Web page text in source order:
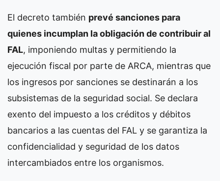
El decreto también prevé sanciones para
quienes incumplan la obligación de contribuir al
FAL, imponiendo multas y permitiendo la
ejecución fiscal por parte de ARCA, mientras que
los ingresos por sanciones se destinarán a los
subsistemas de la seguridad social. Se declara
exento del impuesto a los créditos y débitos
bancarios a las cuentas del FAL y se garantiza la
confidencialidad y seguridad de los datos
intercambiados entre los organismos.